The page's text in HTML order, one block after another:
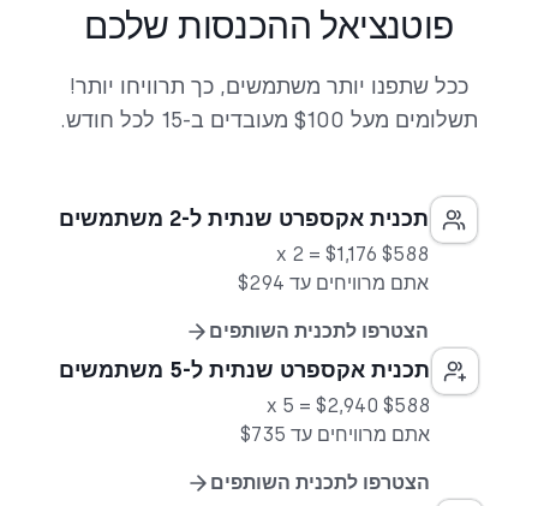
פוטנציאל ההכנסות שלכם
ככל שתפנו יותר משתמשים, כך תרוויחו יותר!
תשלומים מעל $100 מעובדים ב-15 לכל חודש.
תכנית אקספרט שנתית ל-2 משתמשים
$588 x 2 = $1,176
אתם מרוויחים עד $294
הצטרפו לתכנית השותפים
תכנית אקספרט שנתית ל-5 משתמשים
$588 x 5 = $2,940
אתם מרוויחים עד $735
הצטרפו לתכנית השותפים